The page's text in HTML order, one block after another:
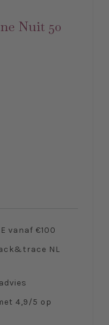
Nuit 50
vanaf €100
NL
4,9/5 op